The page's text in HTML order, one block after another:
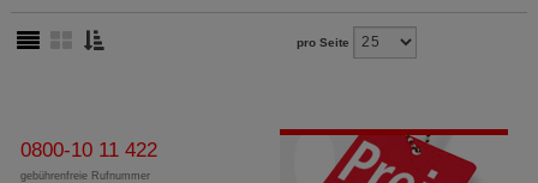
pro Seite
0800-10 11 422
gebührenfreie Rufnummer